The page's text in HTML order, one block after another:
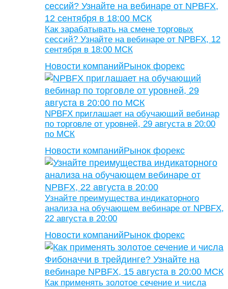
Как зарабатывать на смене торговых
сессий? Узнайте на вебинаре от NPBFX, 12
сентября в 18:00 МСК
Новости компанийРынок форекс
NPBFX приглашает на обучающий вебинар
по торговле от уровней, 29 августа в 20:00
по МСК
Новости компанийРынок форекс
Узнайте преимущества индикаторного
анализа на обучающем вебинаре от NPBFX,
22 августа в 20:00
Новости компанийРынок форекс
Как применять золотое сечение и числа